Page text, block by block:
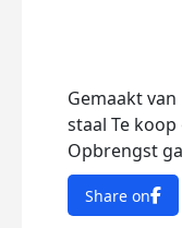
Gemaakt
staal Te
Opbrengst
Share on